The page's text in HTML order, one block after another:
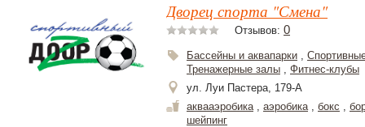
Дворец спорта "Смена"
Отзывов: 0
Бассейны и аквапарки ,
Тренажерные залы , Фитнес-клубы
ул. Луи Пастера, 179-А
аквааэробика, аэробика, бокс ,
шейпинг